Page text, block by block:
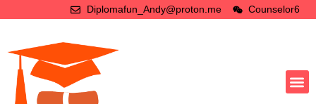
Diplomafun_Andy@proton.me Counselor6